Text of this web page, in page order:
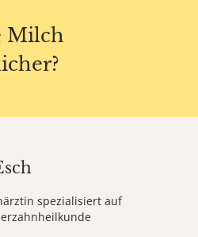
Milch
spezialisiert auf